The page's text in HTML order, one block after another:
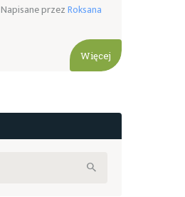
Napisane przezRoksana
Więcej